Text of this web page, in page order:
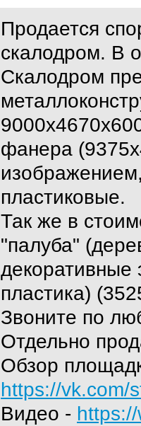
Продается
скалодром. В
Скалодром
фанера
пластиковые.
Так же в
"палуба"
декоративные
пластика)
Звоните по
Отдельно
Обзор
https://vk.com/
Видео -